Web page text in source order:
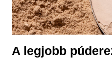
A legjobb